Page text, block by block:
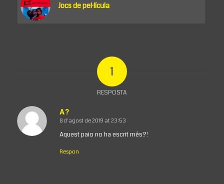
Jocs de pel·lícula
1
RESPOSTA
A?
says:
8 d'agost de 2019 at 23:53
Aquest paio no ha escrit més!?!
Respon